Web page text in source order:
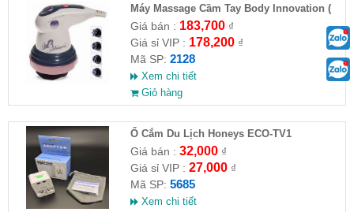
Máy Massage Cầm Tay Body Innovation (
HĐ )
Giá bán : 183,700₫
Giá sỉ VIP : 178,200₫
Mã SP: 2128
Xem chi tiết
Giỏ hàng
Ổ Cắm Du Lịch Honeys ECO-TV1
Giá bán : 32,000₫
Giá sỉ VIP : 27,000₫
Mã SP: 5685
Xem chi tiết